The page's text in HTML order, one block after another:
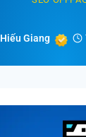
Hiếu Giang